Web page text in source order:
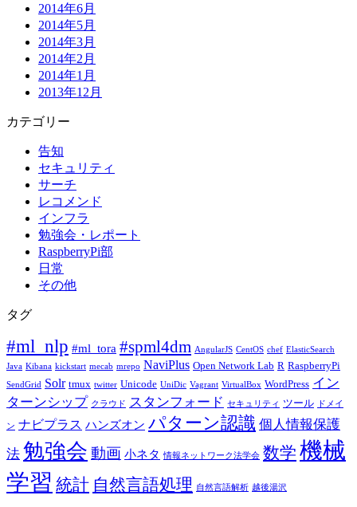
2014年6月
2014年5月
2014年3月
2014年2月
2014年1月
2013年12月
カテゴリー
告知
セキュリティ
サーチ
レコメンド
インフラ
勉強会・レポート
RaspberryPi部
日常
その他
タグ
#ml_nlp #ml_tora #spml4dm AngularJS CentOS chef ElasticSearch
Java Kibana kickstart mecab mrepo NaviPlus Open Network Lab R RaspberryPi
SendGrid Solr tmux twitter Unicode UniDic Vagrant VirtualBox WordPress イン
ターンシップ クラウド スタンフォード セキュリティ ツール ドメイ
ン ナビプラス ハンズオン パターン認識 個人情報保護
法 勉強会 動画 小ネタ 情報ネットワーク法学会 数学 機械
学習 統計 自然言語処理 自然言語解析 越後湯沢